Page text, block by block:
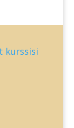
kurssisi